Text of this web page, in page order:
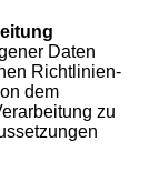
Daten
Richtlinien-
dem
zu